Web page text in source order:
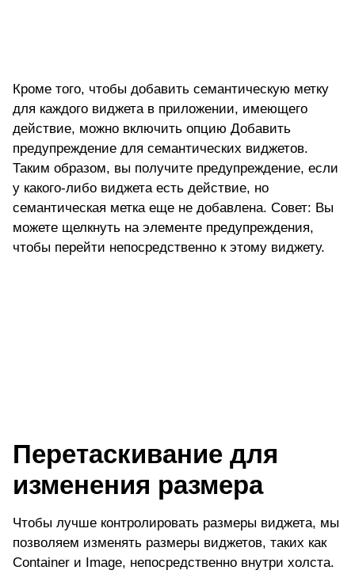
Кроме того, чтобы добавить семантическую метку
для каждого виджета в приложении, имеющего
действие, можно включить опцию Добавить
предупреждение для семантических виджетов.
Таким образом, вы получите предупреждение, если
у какого-либо виджета есть действие, но
семантическая метка еще не добавлена. Совет: Вы
можете щелкнуть на элементе предупреждения,
чтобы перейти непосредственно к этому виджету.
Перетаскивание для
изменения размера
Чтобы лучше контролировать размеры виджета, мы
позволяем изменять размеры виджетов, таких как
Container и Image, непосредственно внутри холста.